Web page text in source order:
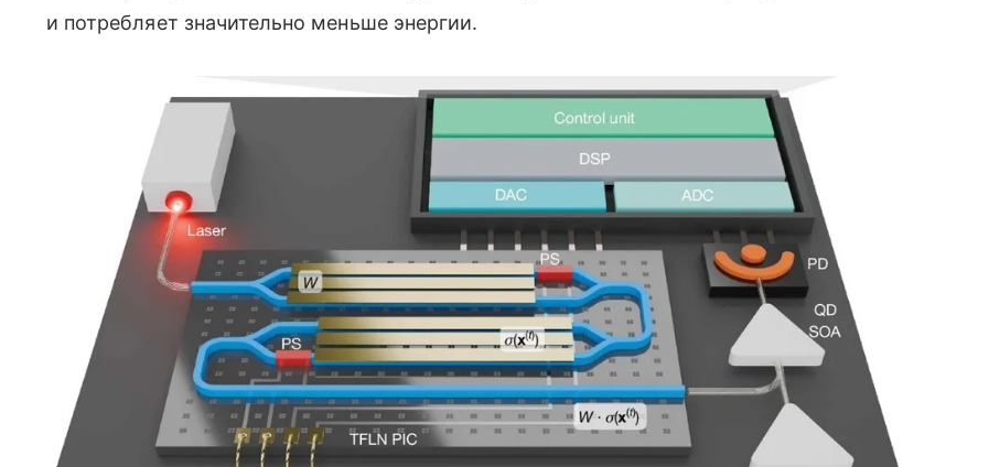
и потребляет значительно меньше энергии.